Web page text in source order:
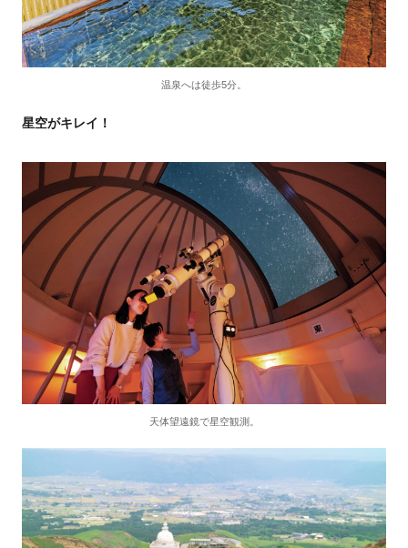
温泉へは徒歩5分。
星空がキレイ！
天体望遠鏡で星空観測。